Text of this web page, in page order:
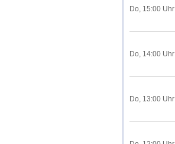
Do, 15:00 Uhr
Do, 14:00 Uhr
Do, 13:00 Uhr